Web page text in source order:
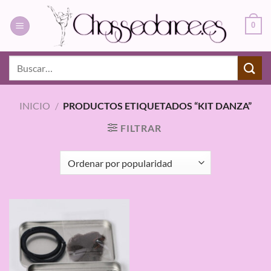
contenido
0
INICIO / PRODUCTOS ETIQUETADOS “KIT DANZA”
FILTRAR